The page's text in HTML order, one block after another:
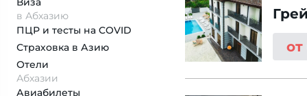
в Абхазию
ПЦР и тесты на COVID
Страховка в Азию
Отели
Абхазии
Авиабилеты
от